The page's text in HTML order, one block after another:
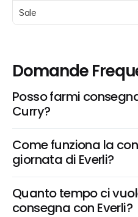
Sale
Domande
Posso farmi
Curry?
Come funziona la
giornata di Everli?
Quanto tempo ci
consegna con Everli?